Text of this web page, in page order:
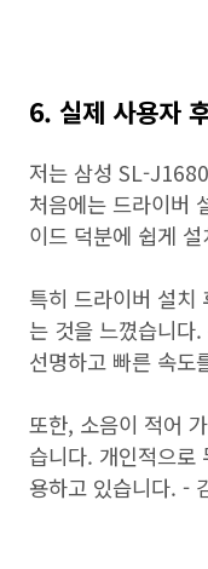
6. 실제 사용자
저는 삼성 SL-
처음에는 드라이버
이드 덕분에 쉽게
특히 드라이버 설치
는 것을 느꼈습니다
선명하고 빠른 속도
또한, 소음이 적어
습니다. 개인적으로
용하고 있습니다. -